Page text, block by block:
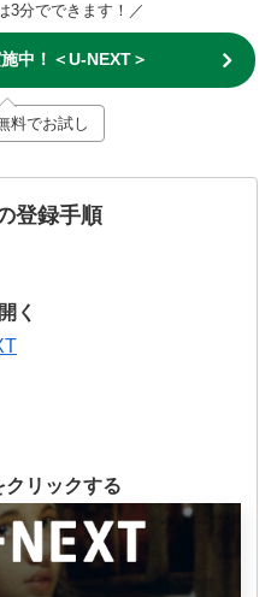
3分でできます！／
中！＜U-NEXT＞
料でお試し
登録手順
く
クリックする